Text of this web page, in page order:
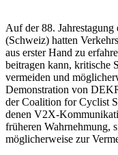
Auf der 88.
(Schweiz) hatten
aus erster Hand zu
beitragen kann, kritische
vermeiden und
Demonstration von
der Coalition for Cyclist
denen V2X-
früheren Wahrnehmung,
möglicherweise zur